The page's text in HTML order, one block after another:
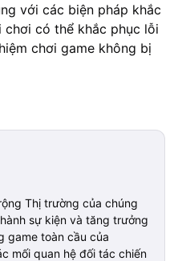
với các biện pháp khắc
có thể khắc phục lỗi
chơi game không bị
Thị trường của chúng
sự kiện và tăng trưởng
game toàn cầu của
mối quan hệ đối tác chiến